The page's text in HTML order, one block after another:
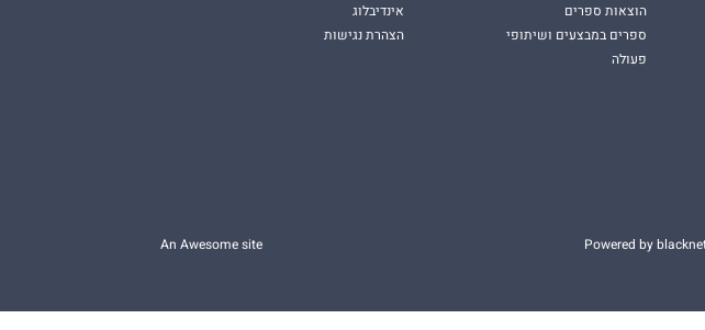
הוצאות ספרים
ספרים במבצעים ושיתופי
פעולה
אינדיבלוג
הצהרת נגישות
Powered by
An Awesome site